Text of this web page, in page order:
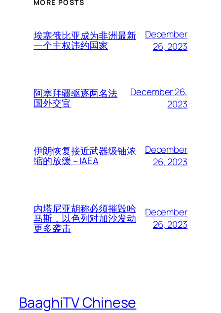
MORE POSTS
埃塞俄比亚成为非洲最新
一个主权违约国家
December
26, 2023
阿塞拜疆驱逐两名法
国外交官
December 26,
2023
伊朗恢复接近武器级铀浓
缩的放缓 – IAEA
December
26, 2023
内塔尼亚胡称必须摧毁哈
马斯，以色列对加沙发动
更多袭击
December
26, 2023
BaaghiTV Chinese